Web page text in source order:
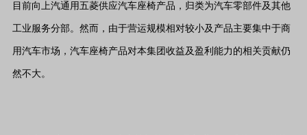
目前向上汽通用五菱供应汽车座椅产品，归类为汽车零部件及其他
工业服务分部。然而，由于营运规模相对较小及产品主要集中于商
用汽车市场，汽车座椅产品对本集团收益及盈利能力的相关贡献仍
然不大。